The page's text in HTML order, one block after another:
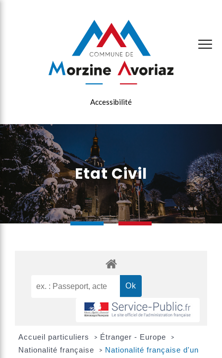
Accessibilité
Etat Civil
Accueil particuliers > Étranger - Europe >
Nationalité française > Nationalité française d'un